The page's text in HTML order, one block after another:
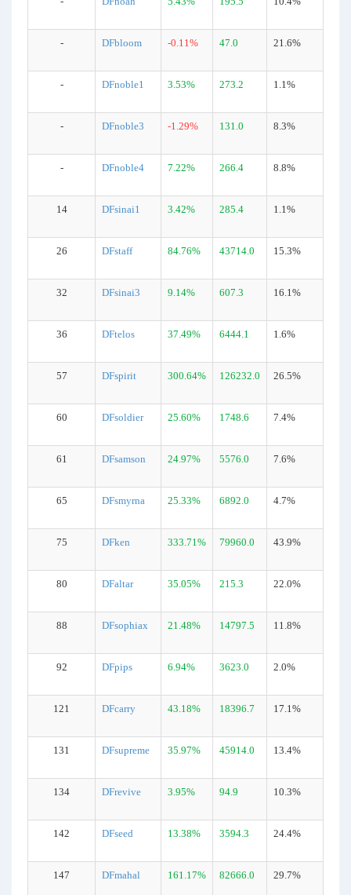
- DFbloom -0.11% 47.0 21.6%
- DFnoble1 3.53% 273.2 1.1%
- DFnoble3 -1.29% 131.0 8.3%
- DFnoble4 7.22% 266.4 8.8%
14 DFsinai1 3.42% 285.4 1.1%
26 DFstaff 84.76% 43714.0 15.3%
32 DFsinai3 9.14% 607.3 16.1%
36 DFtelos 37.49% 6444.1 1.6%
57 DFspirit 300.64% 126232.0 26.5%
60 DFsoldier 25.60% 1748.6 7.4%
61 DFsamson 24.97% 5576.0 7.6%
65 DFsmyrna 25.33% 6892.0 4.7%
75 DFken 333.71% 79960.0 43.9%
80 DFaltar 35.05% 215.3 22.0%
88 DFsophiax 21.48% 14797.5 11.8%
92 DFpips 6.94% 3623.0 2.0%
121 DFcarry 43.18% 18396.7 17.1%
131 DFsupreme 35.97% 45914.0 13.4%
134 DFrevive 3.95% 94.9 10.3%
142 DFseed 13.38% 3594.3 24.4%
147 DFmahal 161.17% 82666.0 29.7%